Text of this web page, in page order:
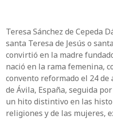
Teresa Sánchez de Cepeda
santa Teresa de Jesús o
convirtió en la madre
nació en la rama femenina,
convento reformado el 24 de
de Ávila, España, seguida
un hito distintivo en las
religiones y de las mujeres,